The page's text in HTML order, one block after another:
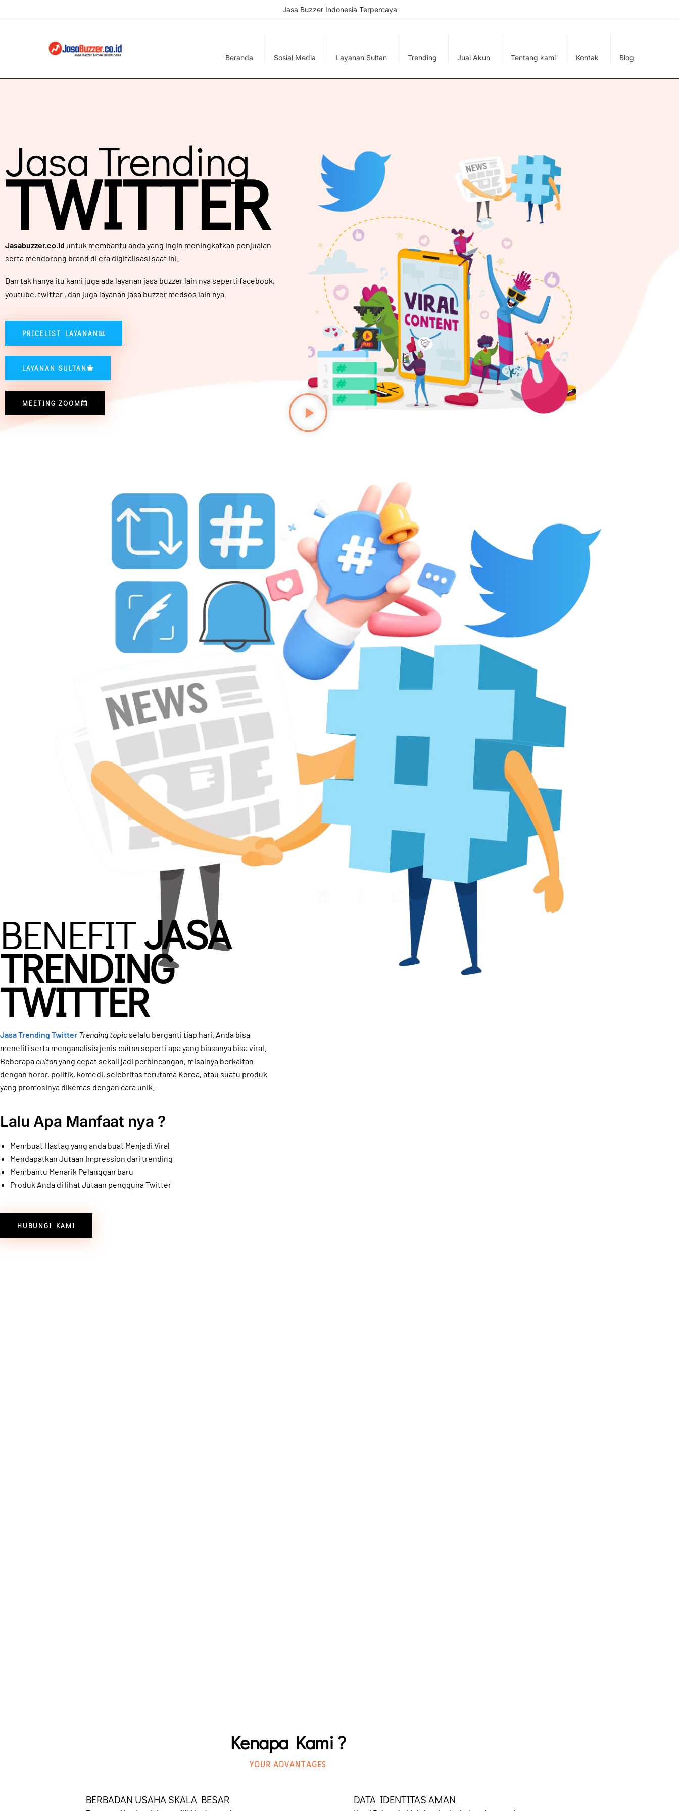
Jasa Buzzer Indonesia Terpercaya
Beranda Sosial Media Layanan Sultan Trending Jual Akun Tentang kami Kontak Blog
Jasa Trending
TWITTER
Jasabuzzer.co.id untuk membantu anda yang ingin meningkatkan penjualan
serta mendorong brand di era digitalisasi saat ini.
Dan tak hanya itu kami juga ada layanan jasa buzzer lain nya seperti facebook,
youtube, twitter , dan juga layanan jasa buzzer medsos lain nya
PRICELIST LAYANAN
LAYANAN SULTAN
MEETING ZOOM
BENEFITJASA
TRENDING
TWITTER
Jasa Trending Twitter Trending topic selalu berganti tiap hari. Anda bisa
meneliti serta menganalisis jenis cuitan seperti apa yang biasanya bisa viral.
Beberapa cuitanyang cepat sekali jadi perbincangan, misalnya berkaitan
dengan horor, politik, komedi, selebritas terutama Korea, atau suatu produk
yang promosinya dikemas dengan cara unik.
Lalu Apa Manfaat nya ?
Membuat Hastag yang anda buat Menjadi Viral
Mendapatkan Jutaan Impression dari trending
Membantu Menarik Pelanggan baru
Produk Anda di lihat Jutaan pengguna Twitter
HUBUNGI KAMI
Kenapa Kami ?
YOUR ADVANTAGES
BERBADAN USAHA SKALA BESAR DATA IDENTITAS AMAN